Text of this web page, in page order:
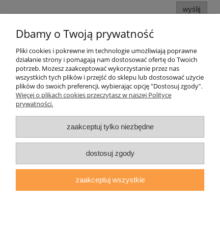
wyślij
Pomoc
Moje konto
Informacje
O nas
ul. Grodzka Nr 23, 67-200 Głogów | woj. dolnośląskie
| tel.: 513093168 | email:sklep@daryziol.pl| NIP: 6921579498 |
Dbamy o Twoją prywatność
Pliki cookies i pokrewne im technologie umożliwiają poprawne
działanie strony i pomagają nam dostosować ofertę do Twoich
potrzeb. Możesz zaakceptować wykorzystanie przez nas
wszystkich tych plików i przejść do sklepu lub dostosować użycie
plików do swoich preferencji, wybierając opcję "Dostosuj zgody".
Więcej o plikach cookies przeczytasz w naszej Polityce
prywatności.
zaakceptuj tylko niezbędne
dostosuj zgody
zaakceptuj wszystkie